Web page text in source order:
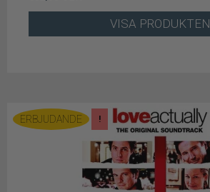
VISA PRODUKTEN
ERBJUDANDE !